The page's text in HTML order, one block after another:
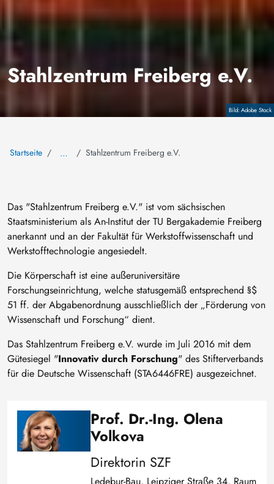
CopyrightAdobe Stock
Stahlzentrum Freiberg e.V.
Startseite … Stahlzentrum Freiberg e.V.
Das "Stahlzentrum Freiberg e.V." ist vom sächsischen
Staatsministerium als An-Institut der TU Bergakademie Freiberg
anerkannt und an der Fakultät für Werkstoffwissenschaft und
Werkstofftechnologie angesiedelt.
Die Körperschaft ist eine außeruniversitäre
Forschungseinrichtung, welche statusgemäß entsprechend §$
51 ff. der Abgabenordnung ausschließlich der „Förderung von
Wissenschaft und Forschung“ dient.
Das Stahlzentrum Freiberg e.V. wurde im Juli 2016 mit dem
Gütesiegel "Innovativ durch Forschung" des Stifterverbands
für die Deutsche Wissenschaft (STA6446FRE) ausgezeichnet.
Bild
Prof. Dr.-Ing. Olena
Volkova
Direktorin SZF